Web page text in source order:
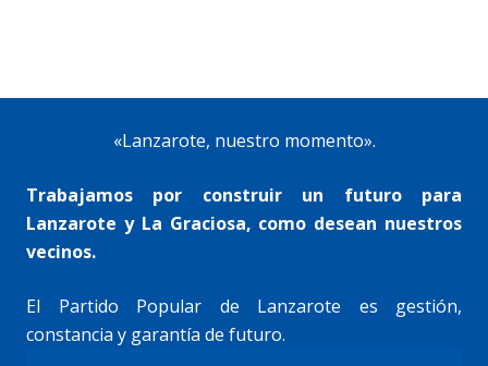
«Lanzarote, nuestro momento».
Trabajamos por construir un futuro para
Lanzarote y La Graciosa, como desean nuestros
vecinos.
El Partido Popular de Lanzarote es gestión,
constancia y garantía de futuro.